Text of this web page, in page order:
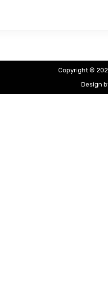
Copyright ©
Design